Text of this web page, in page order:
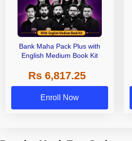
Bank Maha Pack Plus with
English Medium Book Kit
Rs 6,817.25
Enroll Now